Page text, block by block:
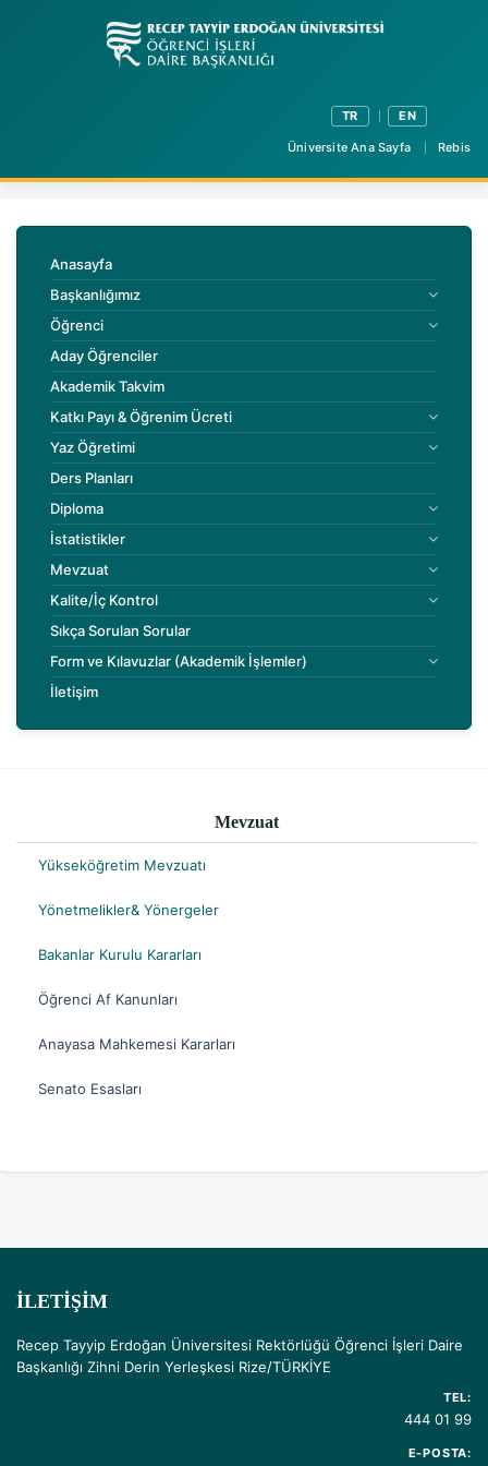
TR EN
Üniversite Ana Sayfa Rebis
Anasayfa
Başkanlığımız
Öğrenci
Aday Öğrenciler
Akademik Takvim
Katkı Payı & Öğrenim Ücreti
Yaz Öğretimi
Ders Planları
Diploma
İstatistikler
Mevzuat
Kalite/İç Kontrol
Sıkça Sorulan Sorular
Form ve Kılavuzlar (Akademik İşlemler)
İletişim
Mevzuat
Yükseköğretim Mevzuatı
Yönetmelikler& Yönergeler
Bakanlar Kurulu Kararları
Öğrenci Af Kanunları
Anayasa Mahkemesi Kararları
Senato Esasları
İLETIŞIM
Recep Tayyip Erdoğan Üniversitesi Rektörlüğü Öğrenci İşleri Daire
Başkanlığı Zihni Derin Yerleşkesi Rize/TÜRKİYE
TEL:
444 01 99
E-POSTA: